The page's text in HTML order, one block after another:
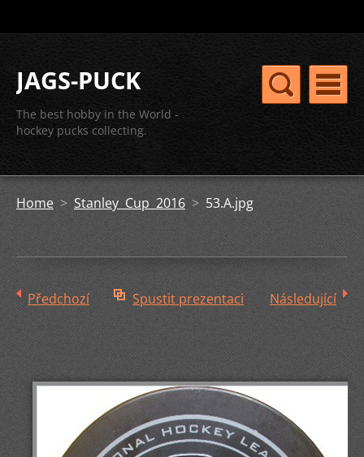
JAGS-PUCK
The best hobby in the World -
hockey pucks collecting.
Home > Stanley Cup 2016 >53.A.jpg
Předchozí Spustit prezentaci Následující